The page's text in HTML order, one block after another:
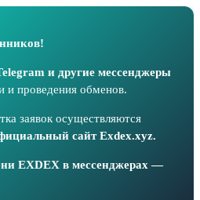
и другие мессенджеры
и проведения обменов.
заявок осуществляются
сайт Exdex.xyz.
EXDEX в мессенджерах —